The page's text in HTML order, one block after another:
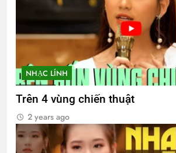
NHẠC LÍNH
Trên 4 vùng chiến thuật
2 years ago